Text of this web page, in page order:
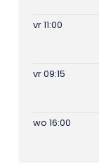
vr 11:00
vr 09:15
wo 16:00